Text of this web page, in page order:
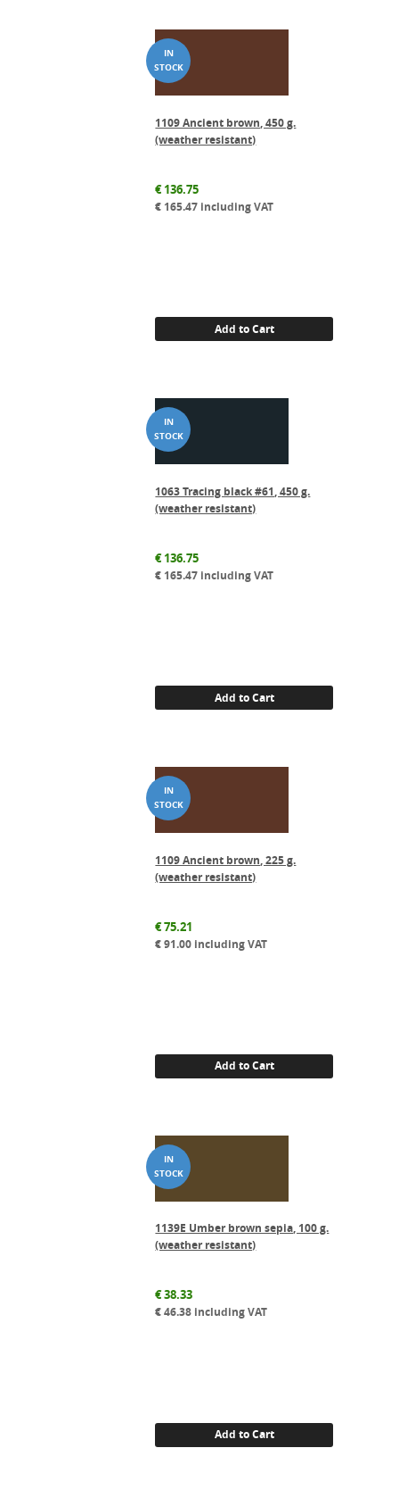
1109 Ancient brown, 450 g.
(weather resistant)
€136.75
€ 165.47 including VAT
Add to Cart
1063 Tracing black #61, 450 g.
(weather resistant)
€136.75
€ 165.47 including VAT
Add to Cart
1109 Ancient brown, 225 g.
(weather resistant)
€75.21
€91.00 including VAT
Add to Cart
1139E Umber brown sepia, 100 g.
(weather resistant)
€38.33
€46.38 including VAT
Add to Cart